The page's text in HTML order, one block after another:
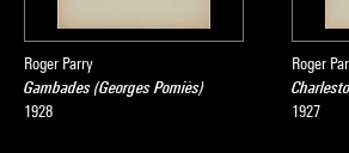
Roger Parry
Gambades (Georges Pomiès)
1928
Roger
1927